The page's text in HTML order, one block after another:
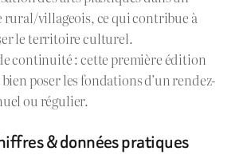
rural/villageois, ce qui contribue à
le territoire culturel.
continuité : cette première édition
poser les fondations d’un rendez-
ou régulier.
& données pratiques